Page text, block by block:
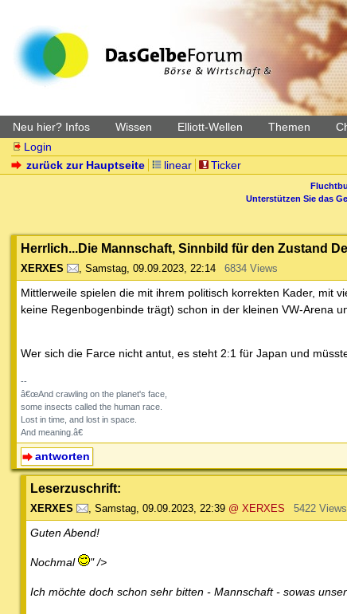
Neu hier? Infos Wissen Elliott-Wellen Themen
Login
zurück zur Hauptseite
linear Ticker
Unterstützen Sie das
Herrlich...Die Mannschaft, Sinnbild für den Zustand
XERXES , Samstag, 09.09.2023, 22:14 6834 Views
Mittlerweile spielen die mit ihrem politisch korrekten Kader, mit
keine Regenbogenbinde trägt) schon in der kleinen VW-Arena
Wer sich die Farce nicht antut, es steht 2:1 für Japan und
--
â€œAnd crawling on the planet's face,
some insects called the human race.
Lost in time, and lost in space.
And meaning.â€
antworten
Leserzuschrift:
XERXES , Samstag, 09.09.2023, 22:39 @ XERXES 5422 Views
Guten Abend!
Nochmal " />
Ich möchte doch schon sehr bitten - Mannschaft - sowas